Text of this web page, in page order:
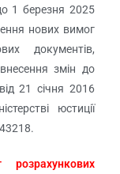
1 березня 2025
нових вимог
документів,
змін до
21 січня 2016
юстиції